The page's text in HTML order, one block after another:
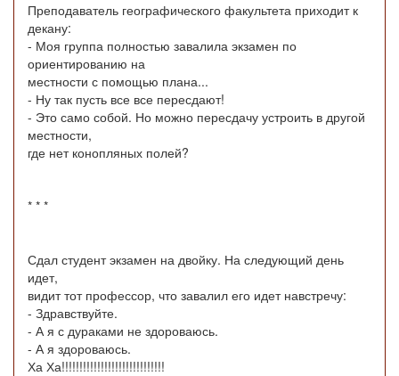
Преподаватель географического факультета приходит к
декану:
- Моя группа полностью завалила экзамен по
ориентированию на
местности с помощью плана...
- Ну так пусть все все пересдают!
- Это само собой. Но можно пересдачу устроить в другой
местности,
где нет конопляных полей?
* * *
Сдал студент экзамен на двойку. На следующий день
идет,
видит тот профессор, что завалил его идет навстречу:
- Здравствуйте.
- А я с дураками не здороваюсь.
- А я здороваюсь.
Ха Ха!!!!!!!!!!!!!!!!!!!!!!!!!!!!!